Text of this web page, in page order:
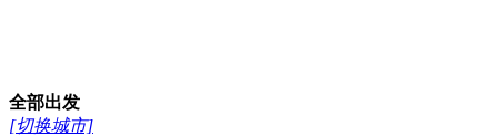
全部出发
[切换城市]